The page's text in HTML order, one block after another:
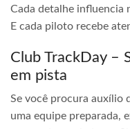
Cada detalhe influencia
E cada piloto recebe
Club TrackDay –
em pista
Se você procura auxílio
uma equipe preparada,